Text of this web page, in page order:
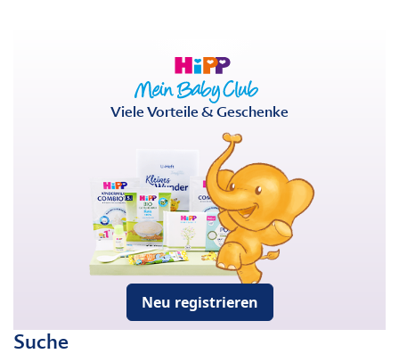
Viele Vorteile & Geschenke
Neu registrieren
Suche